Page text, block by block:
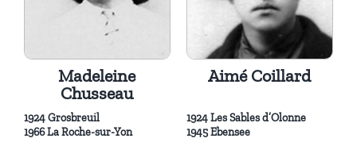
Madeleine
Chusseau
1924 Grosbreuil
1966 La Roche-sur-Yon
Aimé Coillard
1924 Les Sables d’Olonne
1945 Ebensee